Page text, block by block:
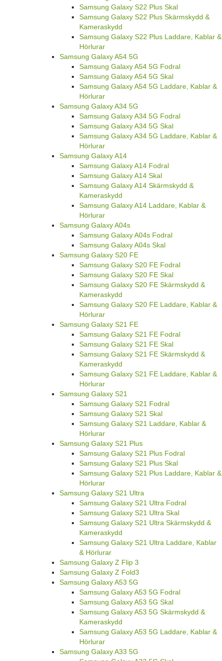
Samsung Galaxy S22 Plus Skal
Samsung Galaxy S22 Plus Skärmskydd &
Kameraskydd
Samsung Galaxy S22 Plus Laddare, Kablar &
Hörlurar
Samsung Galaxy A54 5G
Samsung Galaxy A54 5G Fodral
Samsung Galaxy A54 5G Skal
Samsung Galaxy A54 5G Laddare, Kablar &
Hörlurar
Samsung Galaxy A34 5G
Samsung Galaxy A34 5G Fodral
Samsung Galaxy A34 5G Skal
Samsung Galaxy A34 5G Laddare, Kablar &
Hörlurar
Samsung Galaxy A14
Samsung Galaxy A14 Fodral
Samsung Galaxy A14 Skal
Samsung Galaxy A14 Skärmskydd &
Kameraskydd
Samsung Galaxy A14 Laddare, Kablar &
Hörlurar
Samsung Galaxy A04s
Samsung Galaxy A04s Fodral
Samsung Galaxy A04s Skal
Samsung Galaxy S20 FE
Samsung Galaxy S20 FE Fodral
Samsung Galaxy S20 FE Skal
Samsung Galaxy S20 FE Skärmskydd &
Kameraskydd
Samsung Galaxy S20 FE Laddare, Kablar &
Hörlurar
Samsung Galaxy S21 FE
Samsung Galaxy S21 FE Fodral
Samsung Galaxy S21 FE Skal
Samsung Galaxy S21 FE Skärmskydd &
Kameraskydd
Samsung Galaxy S21 FE Laddare, Kablar &
Hörlurar
Samsung Galaxy S21
Samsung Galaxy S21 Fodral
Samsung Galaxy S21 Skal
Samsung Galaxy S21 Laddare, Kablar &
Hörlurar
Samsung Galaxy S21 Plus
Samsung Galaxy S21 Plus Fodral
Samsung Galaxy S21 Plus Skal
Samsung Galaxy S21 Plus Laddare, Kablar &
Hörlurar
Samsung Galaxy S21 Ultra
Samsung Galaxy S21 Ultra Fodral
Samsung Galaxy S21 Ultra Skal
Samsung Galaxy S21 Ultra Skärmskydd &
Kameraskydd
Samsung Galaxy S21 Ultra Laddare, Kablar
& Hörlurar
Samsung Galaxy Z Flip 3
Samsung Galaxy Z Fold3
Samsung Galaxy A53 5G
Samsung Galaxy A53 5G Fodral
Samsung Galaxy A53 5G Skal
Samsung Galaxy A53 5G Skärmskydd &
Kameraskydd
Samsung Galaxy A53 5G Laddare, Kablar &
Hörlurar
Samsung Galaxy A33 5G